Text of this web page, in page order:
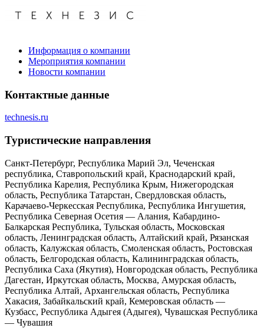
Информация о компании
Мероприятия компании
Новости компании
Контактные данные
technesis.ru
Туристическиe направления
Санкт-Петербург, Республика Марий Эл, Чеченская
республика, Ставропольский край, Краснодарский край,
Республика Карелия, Республика Крым, Нижегородская
область, Республика Татарстан, Свердловская область,
Карачаево-Черкесская Республика, Республика Ингушетия,
Республика Северная Осетия — Алания, Кабардино-
Балкарская Республика, Тульская область, Московская
область, Ленинградская область, Алтайский край, Рязанская
область, Калужская область, Смоленская область, Ростовская
область, Белгородская область, Калининградская область,
Республика Саха (Якутия), Новгородская область, Республика
Дагестан, Иркутская область, Москва, Амурская область,
Республика Алтай, Архангельская область, Республика
Хакасия, Забайкальский край, Кемеровская область —
Кузбасс, Республика Адыгея (Адыгея), Чувашская Республика
— Чувашия